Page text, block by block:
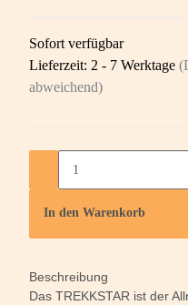
Sofort verfügbar
Lieferzeit: 2 - 7 Werktage
abweichend)
In den Warenkorb
Beschreibung
Das TREKKSTAR ist der